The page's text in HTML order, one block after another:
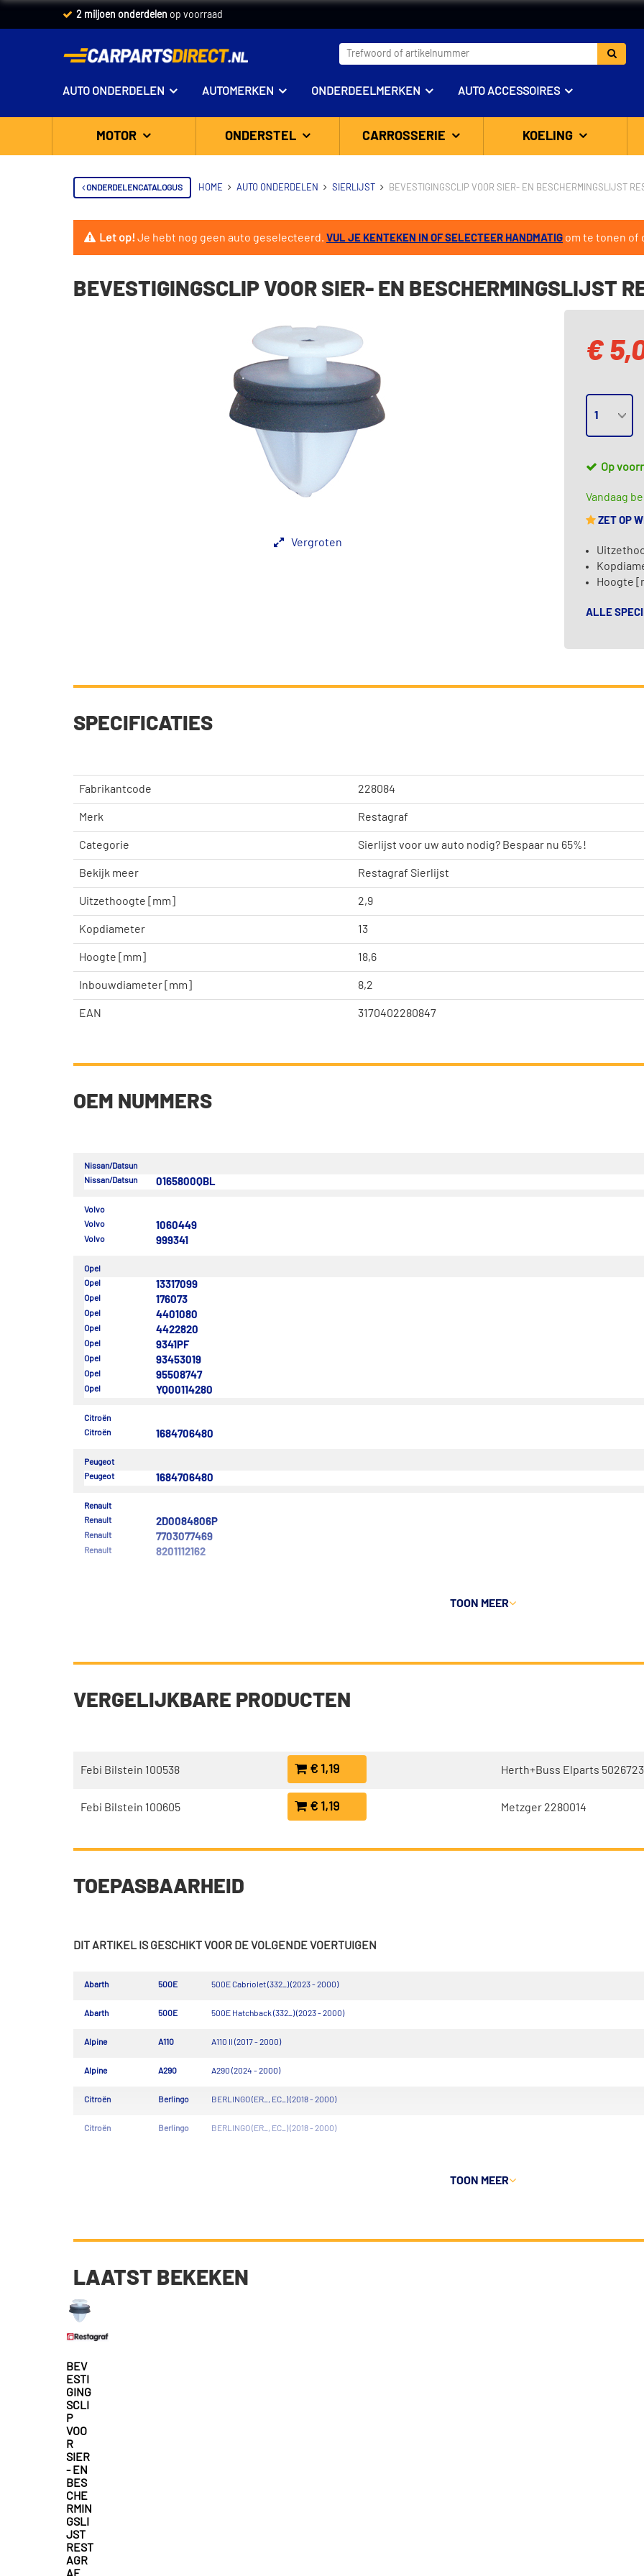
2 miljoen onderdelen op voorraad
AUTO ONDERDELEN AUTOMERKEN ONDERDEELMERKEN AUTO ACCESSOIRES
MOTOR ONDERSTEL CARROSSERIE KOELING
ONDERDELENCATALOGUS HOME AUTO ONDERDELEN SIERLIJST BEVESTIGINGSCLIP VOOR SIER- EN BESCHERMINGSLIJST
Let op!Je hebt nog geen auto geselecteerd. VUL JE KENTEKEN IN OF SELECTEER HANDMATIG om te tonen of
BEVESTIGINGSCLIP VOOR SIER- EN BESCHERMINGSLIJST
Vergroten
€
Op
Vandaag
ZET OP
Hoogte
ALLE
SPECIFICATIES
Fabrikantcode 228084
Merk Restagraf
Categorie Sierlijst voor uw auto nodig? Bespaar nu 65%!
Bekijk meer Restagraf Sierlijst
Uitzethoogte [mm] 2,9
Kopdiameter 13
Hoogte [mm] 18,6
Inbouwdiameter [mm] 8,2
EAN 3170402280847
OEM NUMMERS
Nissan/Datsun
Nissan/Datsun
0165800QBL
Volvo
Volvo
1060449
Volvo 999341
Opel
Opel
13317099
Opel 176073
Opel 4401080
Opel 4422820
Opel 9341PF
Opel 93453019
Opel 95508747
Opel YQ00114280
Citroën
Citroën
1684706480
Peugeot
Peugeot
1684706480
Renault
Renault
2D0084806P
Renault 7703077469
Renault 8201112162
TOON MEER
VERGELIJKBARE PRODUCTEN
Febi Bilstein 100538 € 1,19
Febi Bilstein 100605 € 1,19
Herth+Buss Elparts
Metzger 2280014
TOEPASBAARHEID
DIT ARTIKEL IS GESCHIKT VOOR DE VOLGENDE VOERTUIGEN
Abarth 500E 500E Cabriolet (332_) (2023 - 2000)
Abarth 500E 500E Hatchback (332_) (2023 - 2000)
Alpine A110 A110 II (2017 - 2000)
Alpine A290 A290 (2024 - 2000)
Citroën Berlingo BERLINGO (ER_, EC_) (2018 - 2000)
Citroën Berlingo BERLINGO (ER_, EC_) (2018 - 2000)
TOON MEER
LAATST BEKEKEN
BEV
ESTI
GING
SCLI
P
VOO
R
SIER
- EN
BES
CHE
RMIN
GSLI
JST
REST
AGR